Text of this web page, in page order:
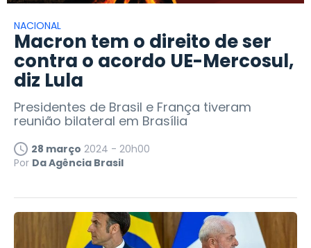
NACIONAL
Macron tem o direito de ser
contra o acordo UE-Mercosul,
diz Lula
Presidentes de Brasil e França tiveram
reunião bilateral em Brasília
28 março 2024 - 20h00
Por Da Agência Brasil